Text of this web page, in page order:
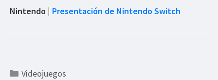
Nintendo | Presentación de Nintendo Switch
Categorías
Videojuegos